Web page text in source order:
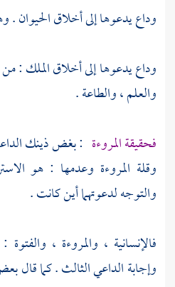
وداع يدعوها إلى أخلاق الحيوان .
وداع يدعوها إلى أخلاق الملك :
والعلم ، والطاعة .
فحقيقة المروءة : بغض ذينك
وقلة المروءة وعدمها : هو
والتوجه لدعوتهما أين كانت .
فالإنسانية ، والمروءة ،
وإجابة الداعي الثالث . كما قال